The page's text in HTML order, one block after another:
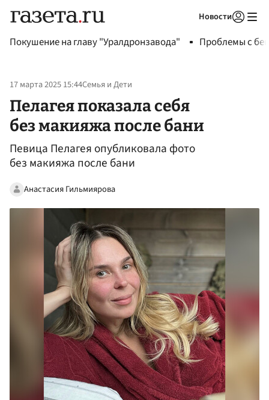
Новости
Покушение на главу "Уралдронзавода" Проблемы с
17 марта 2025 15:44Семья и Дети
Пелагея показала себя
без макияжа после бани
Певица Пелагея опубликовала фото
без макияжа после бани
Анастасия Гильмиярова